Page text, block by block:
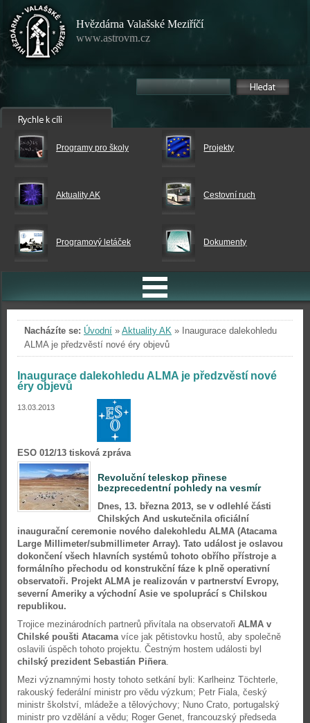
Hvězdárna Valašské Meziříčí
www.astrovm.cz
Programy pro školy Projekty
Aktuality AK Cestovní ruch
Programový letáček Dokumenty
Nacházíte se: Úvodní » Aktuality AK » Inaugurace dalekohledu
ALMA je předzvěstí nové éry objevů
Inaugurace dalekohledu ALMA je předzvěstí nové
éry objevů
13.03.2013
ESO 012/13 tisková zpráva
Revoluční teleskop přinese
bezprecedentní pohledy na vesmír
Dnes, 13. března 2013, se v odlehlé části
Chilských And uskutečnila oficiální
inaugurační ceremonie nového dalekohledu ALMA (Atacama
Large Millimeter/submillimeter Array). Tato událost je oslavou
dokončení všech hlavních systémů tohoto obřího přístroje a
formálního přechodu od konstrukční fáze k plně operativní
observatoři. Projekt ALMA je realizován v partnerství Evropy,
severní Ameriky a východní Asie ve spoluprácí s Chilskou
republikou.
Trojice mezinárodních partnerů přivítala na observatoři ALMA v
Chilské poušti Atacama více jak pětistovku hostů, aby společně
oslavili úspěch tohoto projektu. Čestným hostem události byl
chilský prezident Sebastián Piñera.
Mezi významnými hosty tohoto setkání byli: Karlheinz Töchterle,
rakouský federální ministr pro vědu výzkum; Petr Fiala, český
ministr školství, mládeže a tělovýchovy; Nuno Crato, portugalský
ministr pro vzdělání a vědu; Roger Genet, francouzský předseda